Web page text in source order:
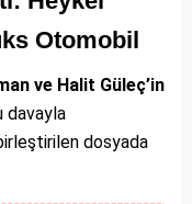
Otomobil
ve Halit Güleç’in
davayla
dosyada